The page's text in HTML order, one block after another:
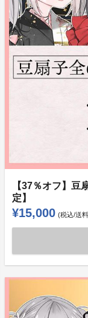
【37％オフ】豆
定】
¥15,000 (税込/送